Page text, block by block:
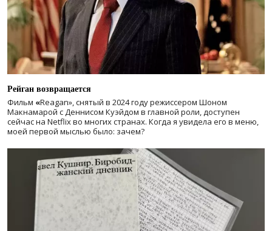
Рейган возвращается
Фильм «Reagan», снятый в 2024 годурежиссером Шоном
Макнамарой с Деннисом Куэйдом в главной роли, доступен
сейчас на Netflix во многих странах. Когда я увидела его в меню,
моей первой мыслью было: зачем?